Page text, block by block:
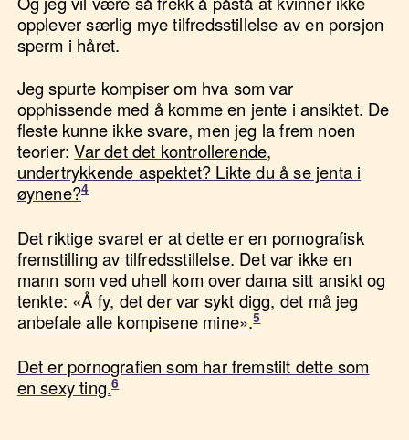
opplever særlig mye tilfredsstillelse av en porsjon
sperm i håret.
Jeg spurte kompiser om hva som var
opphissende med å komme en jente i ansiktet. De
fleste kunne ikke svare, men jeg la frem noen
teorier:Var det det kontrollerende,
undertrykkende aspektet? Likte du å se jenta i
øynene?
Det riktige svaret er at dette er en pornografisk
fremstilling av tilfredsstillelse. Det var ikke en
mann som ved uhell kom over dama sitt ansikt og
tenkte: «Å fy, det der var sykt digg, det må jeg
anbefale alle kompisene mine».
Det er pornografien som har fremstilt dette som
en sexy ting.